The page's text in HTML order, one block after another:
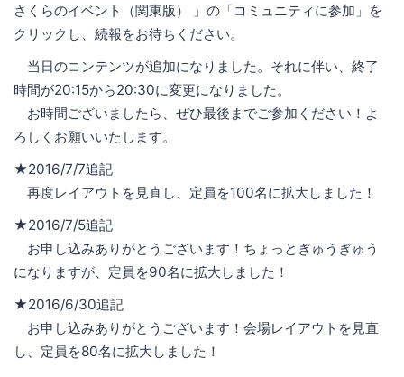
さくらのイベント（関東版） 」の「コミュニティに参加」を
クリックし、続報をお待ちください。
当日のコンテンツが追加になりました。それに伴い、終了
時間が20:15から20:30に変更になりました。
お時間ございましたら、ぜひ最後までご参加ください！よ
ろしくお願いいたします。
★2016/7/7追記
再度レイアウトを見直し、定員を100名に拡大しました！
★2016/7/5追記
お申し込みありがとうございます！ちょっとぎゅうぎゅう
になりますが、定員を90名に拡大しました！
★2016/6/30追記
お申し込みありがとうございます！会場レイアウトを見直
し、定員を80名に拡大しました！